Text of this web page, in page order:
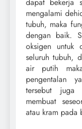
dapat bekerja
mengalami
tubuh, maka
dengan baik.
oksigen untuk
seluruh tubuh,
air putih
pengentalan
tersebut juga
membuat
atau kram pada